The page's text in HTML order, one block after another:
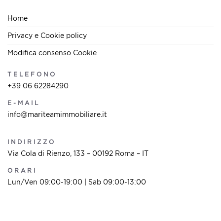
Home
Privacy e Cookie policy
Modifica consenso Cookie
TELEFONO
+39 06 62284290
E-MAIL
info@mariteamimmobiliare.it
INDIRIZZO
Via Cola di Rienzo, 133 – 00192 Roma – IT
ORARI
Lun/Ven 09:00-19:00 | Sab 09:00-13:00